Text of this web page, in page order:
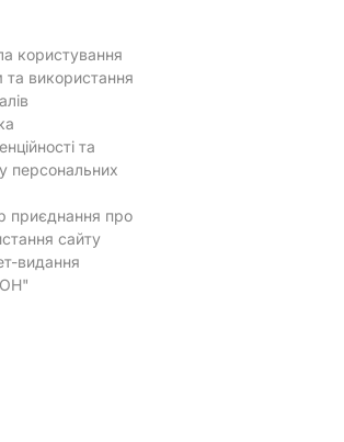
користування
та використання
та
персональних
приєднання про
сайту
видання